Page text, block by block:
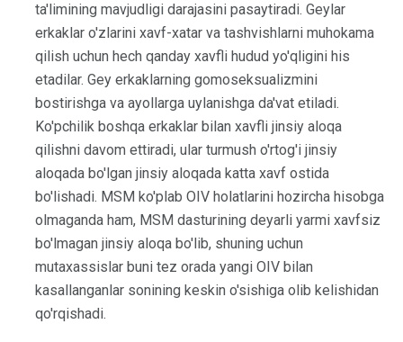
ta'limining mavjudligi darajasini pasaytiradi. Geylar
erkaklar o'zlarini xavf-xatar va tashvishlarni muhokama
qilish uchun hech qanday xavfli hudud yo'qligini his
etadilar. Gey erkaklarning gomoseksualizmini
bostirishga va ayollarga uylanishga da'vat etiladi.
Ko'pchilik boshqa erkaklar bilan xavfli jinsiy aloqa
qilishni davom ettiradi, ular turmush o'rtog'i jinsiy
aloqada bo'lgan jinsiy aloqada katta xavf ostida
bo'lishadi. MSM ko'plab OIV holatlarini hozircha hisobga
olmaganda ham, MSM dasturining deyarli yarmi xavfsiz
bo'lmagan jinsiy aloqa bo'lib, shuning uchun
mutaxassislar buni tez orada yangi OIV bilan
kasallanganlar sonining keskin o'sishiga olib kelishidan
qo'rqishadi.